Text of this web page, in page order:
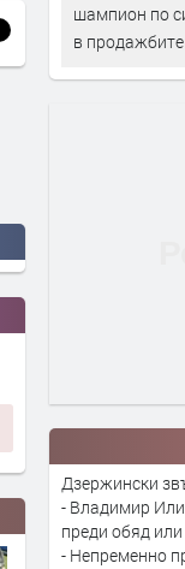
шампион по
в
Дзержински
- Владимир
преди обяд
- Непременно